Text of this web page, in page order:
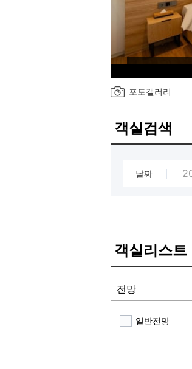
포토갤러리
객실검색
날짜
객실리스트
전망
일반전망